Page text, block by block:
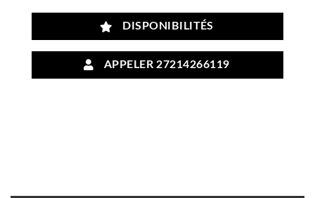
DISPONIBILITÉS
APPELER 27214266119